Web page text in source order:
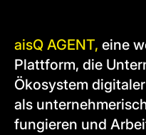
aisQ AGENT, eine
Plattform, die
Ökosystem
als
fungieren und